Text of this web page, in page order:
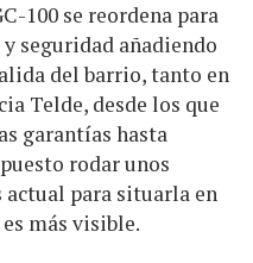
100 se reordena para
seguridad añadiendo
del barrio, tanto en
Telde, desde los que
garantías hasta
rodar unos
actual para situarla en
más visible.